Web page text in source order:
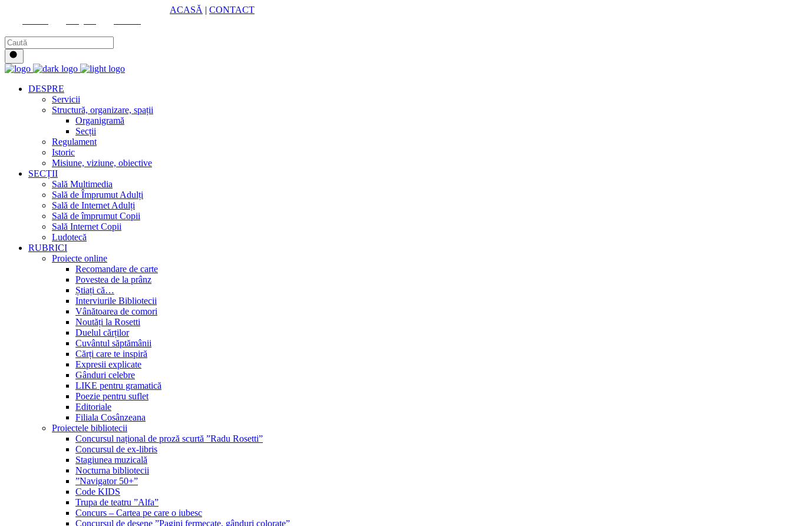
ACASĂ | CONTACT
DESPRE
Servicii
Structură, organizare, spații
Organigramă
Secții
Regulament
Istoric
Misiune, viziune, obiective
SECȚII
Sală Multimedia
Sală de Împrumut Adulți
Sală de Internet Adulți
Sală de împrumut Copii
Sală Internet Copii
Ludotecă
RUBRICI
Proiecte online
Recomandare de carte
Povestea de la prânz
Știați că…
Interviurile Bibliotecii
Vânătoarea de comori
Noutăți la Rosetti
Duelul cărților
Cuvântul săptămânii
Cărți care te inspiră
Expresii explicate
Gânduri celebre
LIKE pentru gramatică
Poezie pentru suflet
Editoriale
Filiala Cosânzeana
Proiectele bibliotecii
Concursul național de proză scurtă ”Radu Rosetti”
Concursul de ex-libris
Stagiunea muzicală
Nocturna bibliotecii
”Navigator 50+”
Code KIDS
Trupa de teatru ”Alfa”
Concurs – Cartea pe care o iubesc
Concursul de desene ”Pagini fermecate, gânduri colorate”